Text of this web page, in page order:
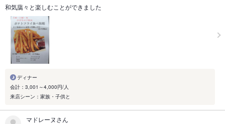
和気藹々と楽しむことができました
ディナー
会計：3,001～4,000円/人
来店シーン：家族・子供と
マドレーヌさん